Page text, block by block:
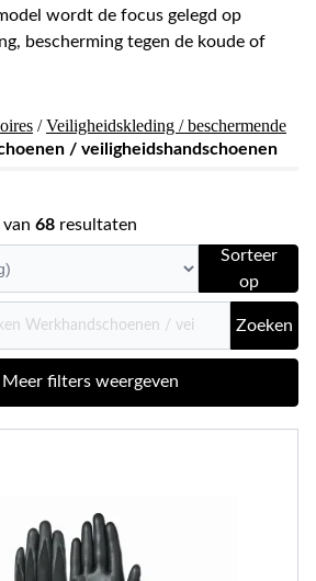
wordt de focus gelegd op
bescherming tegen de koude of
/Veiligheidskleding / beschermende
/ veiligheidshandschoenen
van 68 resultaten
Sorteer
op
Zoeken
Meer filters weergeven